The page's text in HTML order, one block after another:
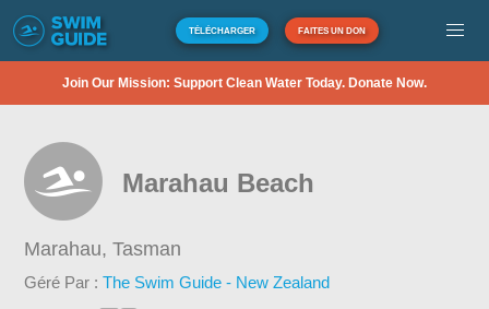
TÉLÉCHARGER FAITES UN DON
Join Our Mission: Support Clean Water Today. Donate Now.
Marahau Beach
Marahau,Tasman
Géré Par :The Swim Guide - New Zealand